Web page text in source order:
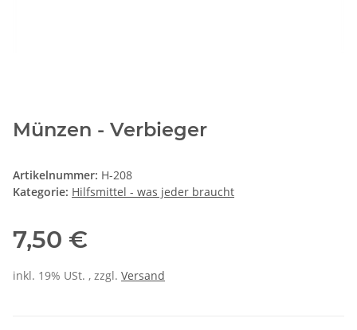
Münzen - Verbieger
Artikelnummer: H-208
Kategorie: Hilfsmittel - was jeder braucht
7,50 €
inkl. 19% USt. , zzgl. Versand